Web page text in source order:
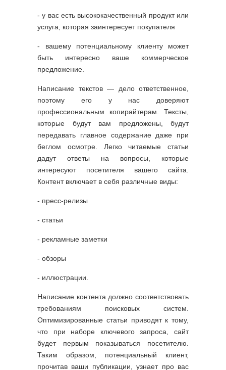
- у вас есть высококачественный продукт или
услуга, которая заинтересует покупателя
- вашему потенциальному клиенту может
быть интересно ваше коммерческое
предложение.
Написание текстов — дело ответственное,
поэтому его у нас доверяют
профессиональным копирайтерам. Тексты,
которые будут вам предложены, будут
передавать главное содержание даже при
беглом осмотре. Легко читаемые статьи
дадут ответы на вопросы, которые
интересуют посетителя вашего сайта.
Контент включает в себя различные виды:
- пресс-релизы
- статьи
- рекламные заметки
- обзоры
- иллюстрации.
Написание контента должно соответствовать
требованиям поисковых систем.
Оптимизированные статьи приводят к тому,
что при наборе ключевого запроса, сайт
будет первым показываться посетителю.
Таким образом, потенциальный клиент,
прочитав ваши публикации, узнает про вас